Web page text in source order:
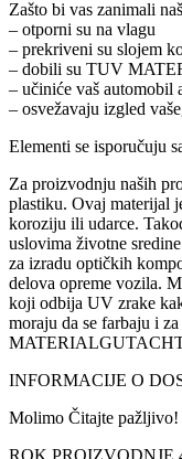
Zašto bi vas zanimali
– otporni su na vlagu
– prekriveni su slojem
– dobili su TUV
– učiniće vaš automobil
– osvežavaju izgled
Elementi se isporučuju
Za proizvodnju naših
plastiku. Ovaj materijal
koroziju ili udarce.
uslovima životne
za izradu optičkih
delova opreme vozila.
koji odbija UV zrake
moraju da se farbaju i
INFORMACIJE O
Molimo Čitajte pažljivo!
ROK